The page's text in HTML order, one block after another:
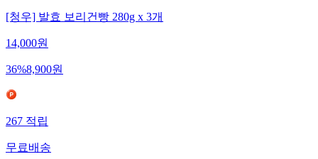
[청우] 발효 보리건빵 280g x 3개
14,000원
36%8,900원
267적립
무료배송